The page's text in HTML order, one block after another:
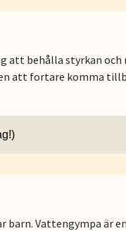
att behålla styrkan
att fortare komma
barn. Vattengympa är